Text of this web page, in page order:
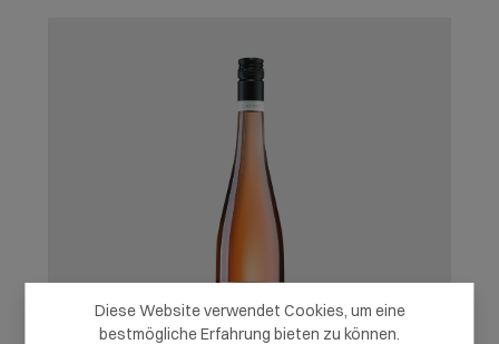
Diese Website verwendet Cookies, um eine
bestmögliche Erfahrung bieten zu können.